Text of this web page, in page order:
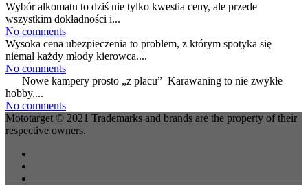
Wybór alkomatu to dziś nie tylko kwestia ceny, ale przede
wszystkim dokładności i...
No comments
Wysoka cena ubezpieczenia to problem, z którym spotyka się
niemal każdy młody kierowca....
No comments
Nowe kampery prosto „z placu” Karawaning to nie zwykłe
hobby,...
No comments
Mototarget © 2021 Trademarks and brands are the property of their
respective owners.